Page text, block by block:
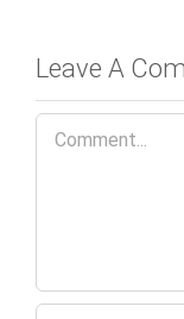
Comment